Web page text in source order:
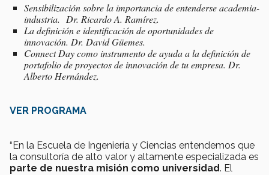
Sensibilización sobre la importancia de entenderse academia-
industria. Dr. Ricardo A. Ramírez.
La definición e identificación de oportunidades de
innovación. Dr. David Güemes.
Connect Day como instrumento de ayuda a la definición de
portafolio de proyectos de innovación de tu empresa. Dr.
Alberto Hernández.
VER PROGRAMA
“En la Escuela de Ingeniería y Ciencias entendemos que
la consultoría de alto valor y altamente especializada es
parte de nuestra misión como universidad. El